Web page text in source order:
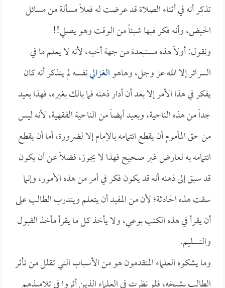
تذكر أنه في أثناء الصلاة قد عرضت له فعلاً مسألة من مسائل
الحيض، وأنه فكر فيها شيئاً من الوقت وهو يصلي!!
ونقول: أولاً هذه مستبعدة من جهة أخيه، لأنه لا يعلم ما في
السرائر إلا الله عز وجل، وهاهوالغزالينفسه لم يتذكر أنه كان
يفكر في هذا الأمر إلا بعد أن أدار ذهنه فما بالك بغيره، فهذا بعيد
جداً من هذه الناحية، وبعيد أيضاً من الناحية الفقهية، لأنه ليس
من حق المأموم أن يقطع ائتمامه بالإمام إلا لضرورة، أما أن يقطع
ائتمامه به لعارض غير صحيح فهذا لا يجوز، فضلاً عن أن يكون
قد سبق إلى ذهنه أنه قد يكون فكر في أمر من هذه الأمور، وإنما
سقت هذه الحادثة؛ لأن من المفيد أن يتعلم ويتدرب الطالب على
أن يقرأ في هذه الكتب بوعي، ولا يأخذ كل ما يقرأ مأخذ القبول
والتسليم.
وما يشكوه العلماء المتقدمون هو من الأسباب التي تقلل من تأثر